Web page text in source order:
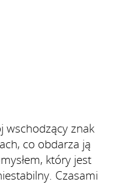
wschodzący znak
co obdarza ją
który jest
Czasami